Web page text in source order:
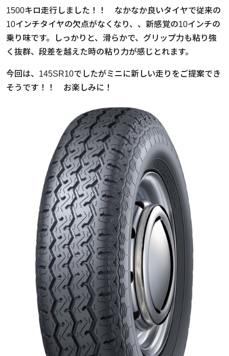
1500キロ走行しました！！ なかなか良いタイヤで従来の
10インチタイヤの欠点がなくなり、、新感覚の10インチの
乗り味です。しっかりと、滑らかで、グリップ力も粘り強
く抜群、段差を越えた時の粘り力が感じとれます。
今回は、145SR10でしたがミニに新しい走りをご提案でき
そうです！！ お楽しみに！